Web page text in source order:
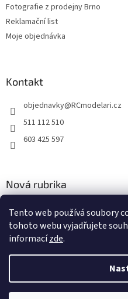
Tento web používá soubory
tohoto webu vyjadřujete
informacízde.
Fotografie z prodejny Brno
Reklamační list
Moje objednávka
Kontakt
objednavky@RCmodelari.cz
511 112 510
603 425 597
Nová rubrika
2.4.2020